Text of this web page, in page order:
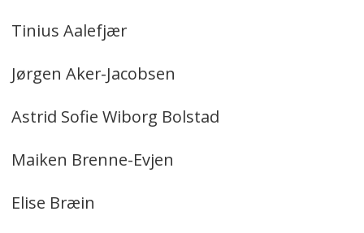
Tinius Aalefjær
Jørgen Aker-Jacobsen
Astrid Sofie Wiborg Bolstad
Maiken Brenne-Evjen
Elise Bræin